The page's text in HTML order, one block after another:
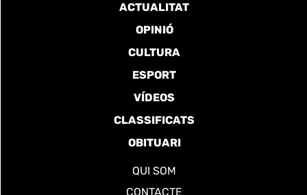
ACTUALITAT
OPINIÓ
CULTURA
ESPORT
VÍDEOS
CLASSIFICATS
OBITUARI
QUI SOM
CONTACTE